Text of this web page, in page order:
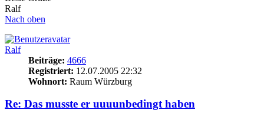
Ralf
Nach oben
Ralf
Beiträge: 4666
Registriert: 12.07.2005 22:32
Wohnort: Raum Würzburg
Re: Das musste er uuuunbedingt haben